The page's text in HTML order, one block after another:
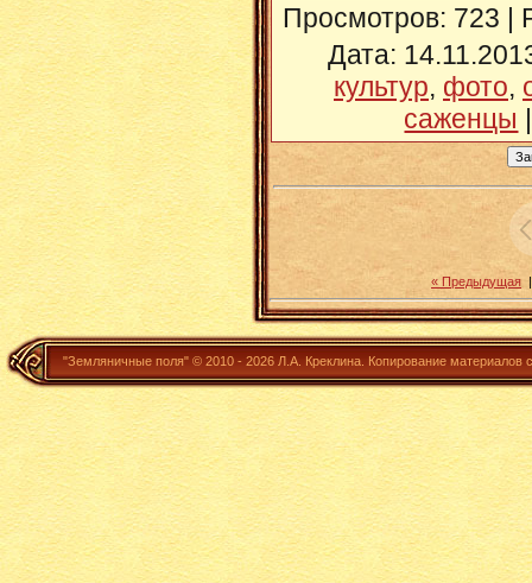
Просмотров: 723 |
Дата:
культур, фото,
саженцы
« Предыдущая
"Земляничные поля" © 2010 - 2026 Л.А. Креклина. Копирование материалов